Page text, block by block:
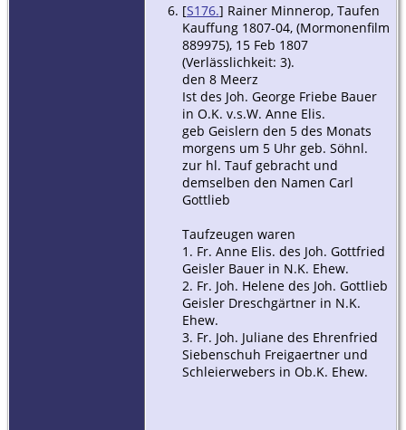
[S176.] Rainer Minnerop, Taufen
Kauffung 1807-04, (Mormonenfilm
889975), 15 Feb 1807
(Verlässlichkeit: 3).
den 8 Meerz
Ist des Joh. George Friebe Bauer
in O.K. v.s.W. Anne Elis.
geb Geislern den 5 des Monats
morgens um 5 Uhr geb. Söhnl.
zur hl. Tauf gebracht und
demselben den Namen Carl
Gottlieb
Taufzeugen waren
1. Fr. Anne Elis. des Joh. Gottfried
Geisler Bauer in N.K. Ehew.
2. Fr. Joh. Helene des Joh. Gottlieb
Geisler Dreschgärtner in N.K.
Ehew.
3. Fr. Joh. Juliane des Ehrenfried
Siebenschuh Freigaertner und
Schleierwebers in Ob.K. Ehew.